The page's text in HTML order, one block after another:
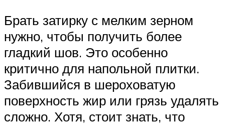
Брать затирку с мелким зерном
нужно, чтобы получить более
гладкий шов. Это особенно
критично для напольной плитки.
Забившийся в шероховатую
поверхность жир или грязь удалять
сложно. Хотя, стоит знать, что